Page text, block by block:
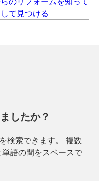
したか？
検索できます。 複数
語の間をスペースで